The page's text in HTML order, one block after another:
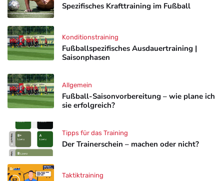
Spezifisches Krafttraining im Fußball
Fußballspezifisches Ausdauertraining |
Saisonphasen
Konditionstraining
Fußball-Saisonvorbereitung – wie plane ich
sie erfolgreich?
Allgemein
Der Trainerschein – machen oder nicht?
Tipps für das Training
Taktiktraining